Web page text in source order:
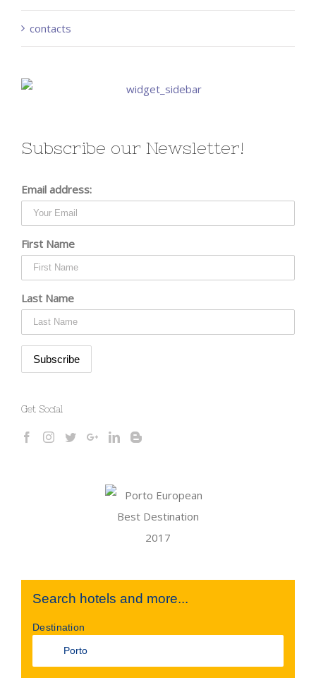
contacts
Subscribe our Newsletter!
Email address:
First Name
Last Name
Get Social
Search hotels and more...
Destination